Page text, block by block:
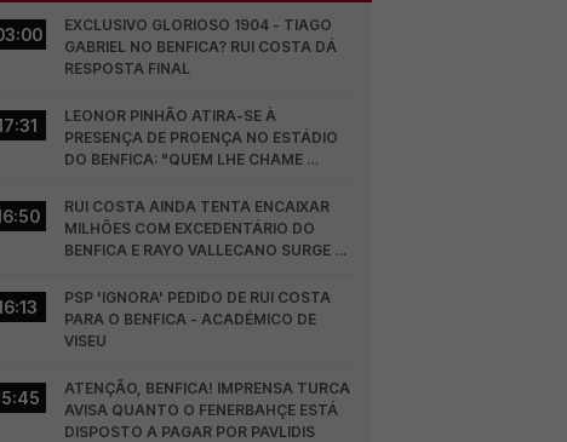
EXCLUSIVO GLORIOSO 1904 - TIAGO
GABRIEL NO BENFICA? RUI COSTA DÁ
RESPOSTA FINAL
LEONOR PINHÃO ATIRA-SE À
PRESENÇA DE PROENÇA NO ESTÁDIO
DO BENFICA: "QUEM LHE CHAME
RUI COSTA AINDA TENTA ENCAIXAR
MILHÕES COM EXCEDENTÁRIO DO
BENFICA E RAYO VALLECANO SURGE NA
PSP 'IGNORA' PEDIDO DE RUI COSTA
PARA O BENFICA - ACADÉMICO DE
VISEU
ATENÇÃO, BENFICA! IMPRENSA TURCA
AVISA QUANTO O FENERBAHÇE ESTÁ
DISPOSTO A PAGAR POR PAVLIDIS